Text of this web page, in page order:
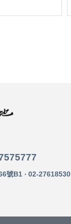
號B1 ‧ 02-27618530